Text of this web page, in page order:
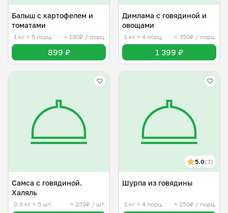
Балыш с картофелем и
томатами
1 кг ≈ 5 порц. ≈ 180₽ / порц.
899 ₽
Димлама с говядиной и
овощами
1 кг ≈ 4 порц. ≈ 350₽ / порц.
1 399 ₽
Самса c говядиной.
Халяль
0.9 кг ≈ 5 шт. ≈ 239₽ / шт.
5.0(3)
Шурпа из говядины
1 кг ≈ 4 порц. ≈ 250₽ / порц.